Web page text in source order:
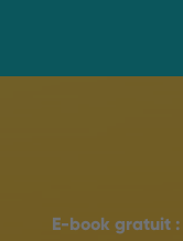
E-book gratuit :